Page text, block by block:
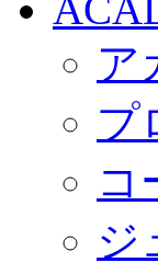
ア
プ
コ
ジ